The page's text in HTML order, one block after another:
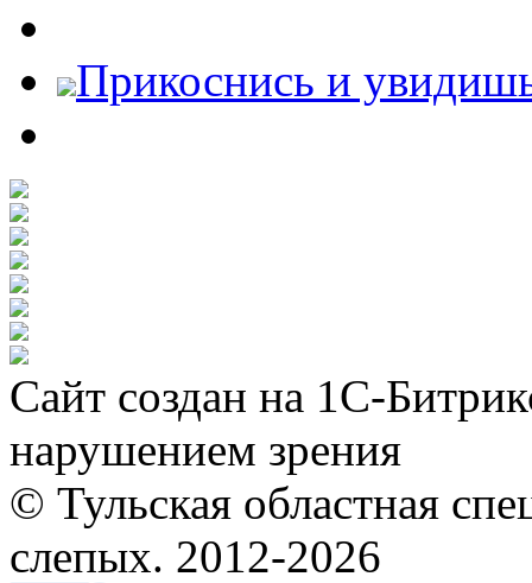
Прикоснись и
Сайт создан на 1С-
нарушением зрения
© Тульская областная
слепых. 2012-2026